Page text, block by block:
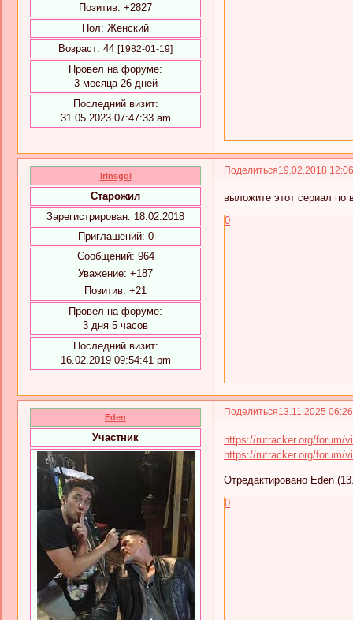
Позитив: +2827
Пол: Женский
Возраст: 44 [1982-01-19]
Провел на форуме:
3 месяца 26 дней
Последний визит:
31.05.2023 07:47:33 am
Поделиться19.02.2018
irinsgol
Старожил
Зарегистрирован: 18.02.2018
Приглашений: 0
Сообщений: 964
Уважение: +187
Позитив: +21
Провел на форуме:
3 дня 5 часов
Последний визит:
16.02.2019 09:54:41 pm
выложите этот сериал по
0
Поделиться13.11.2025
Eden
Участник
https://rutracker.org/forum/
https://rutracker.org/forum/
Отредактировано Eden
0